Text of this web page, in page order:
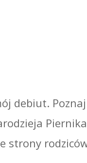
debiut. Poznaj
strony